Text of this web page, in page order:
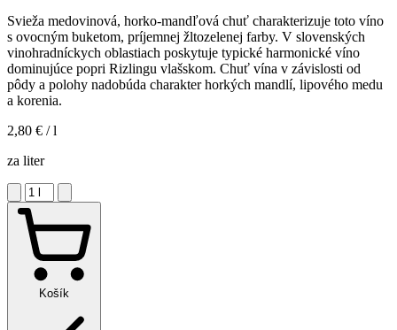
Svieža medovinová, horko-mandľová chuť charakterizuje toto víno
s ovocným buketom, príjemnej žltozelenej farby. V slovenských
vinohradníckych oblastiach poskytuje typické harmonické víno
dominujúce popri Rizlingu vlašskom. Chuť vína v závislosti od
pôdy a polohy nadobúda charakter horkých mandlí, lipového medu
a korenia.
2,80 € / l
za liter
Košík